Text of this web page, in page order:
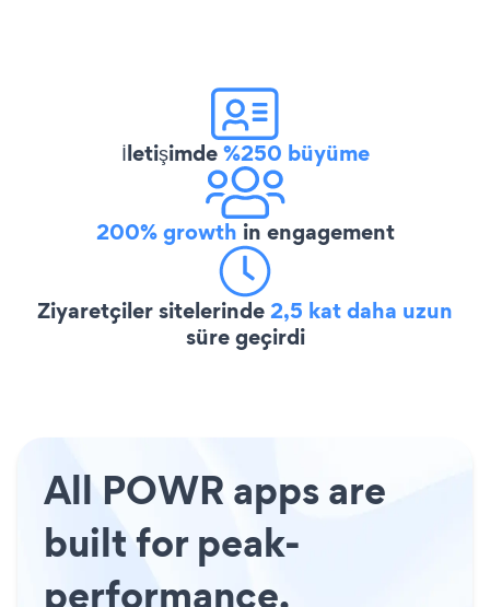
İletişimde%250 büyüme
200% growth in engagement
Ziyaretçiler sitelerinde2,5 kat daha uzun
süre geçirdi
All POWR apps are
built for peak-
performance.